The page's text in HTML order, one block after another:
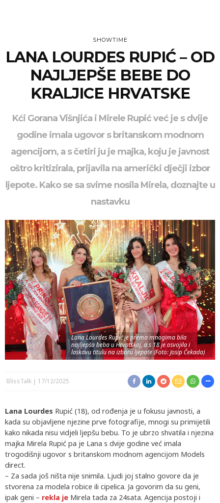
SHOWTIME
LANA LOURDES RUPIĆ – OD
NAJLJEPŠE BEBE DO
KRALJICE HRVATSKE
Kći Gorana Višnjića i Mirele Rupić već je s dvije
godine imala ugovor s britanskom modnom
agencijom, a s četiri ju je majka, koju je javnost
oštro kritizirala, prijavila na američki dječji izbor
ljepote. Kako se sa svime nosila Mirela, doznajte u
nastavku
Lana Lourdes Rupić je prema mnogima bila
najljepša beba u Hrvatskoj, a s 18 je osvojila i
laskavu titulu na izboru ljepote (Foto: Josip Čekada)
BlissTalk 17/12/2025
Lana Lourdes Rupić (18), od rođenja je u fokusu javnosti, a
kada su objavljene njezine prve fotografije, mnogi su primijetili
kako nikada nisu vidjeli ljepšu bebu. To je ubrzo shvatila i njezina
majka Mirela Rupić pa je Lana s dvije godine već imala
trogodišnji ugovor s britanskom modnom agencijom Models
direct.
– Za sada još ništa nije snimila. Ljudi joj stalno govore da je
stvorena za modela robice ili cipelica. Ja govorim da su geni,
ipak geni – rekla je Mirela tada za 24sata. Agencija postoji i